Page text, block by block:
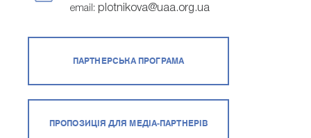
email: plotnikova@uaa.org.ua
ПАРТНЕРСЬКА ПРОГРАМА
ПРОПОЗИЦІЯ ДЛЯ МЕДІА-ПАРТНЕРІВ